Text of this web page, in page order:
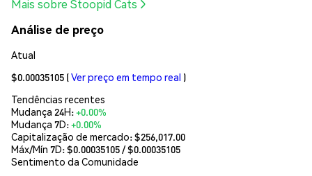
Mais sobre Stoopid Cats
Análise de preço
Atual
$0.00035105 (Ver preço em tempo real )
Tendências recentes
Mudança 24H:+0.00%
Mudança 7D:+0.00%
Capitalização de mercado:$256,017.00
Máx/Mín 7D: $0.00035105/ $0.00035105
Sentimento da Comunidade